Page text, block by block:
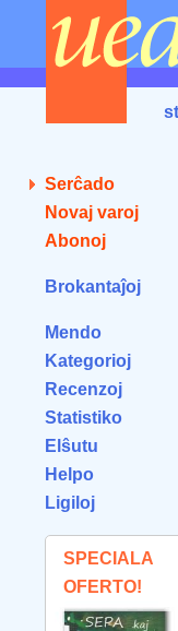
Serĉado
Novaj varoj
Abonoj
Brokantaĵoj
Mendo
Kategorioj
Recenzoj
Statistiko
Elŝutu
Helpo
Ligiloj
SPECIALA
OFERTO!